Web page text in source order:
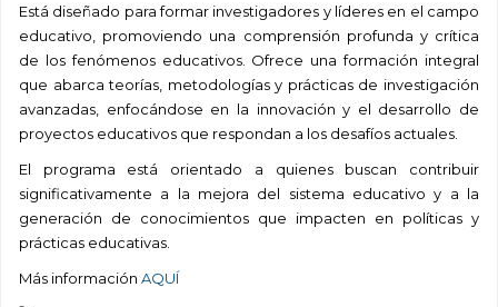
Está diseñado para formar investigadores y líderes en el campo
educativo, promoviendo una comprensión profunda y crítica
de los fenómenos educativos. Ofrece una formación integral
que abarca teorías, metodologías y prácticas de investigación
avanzadas, enfocándose en la innovación y el desarrollo de
proyectos educativos que respondan a los desafíos actuales.
El programa está orientado a quienes buscan contribuir
significativamente a la mejora del sistema educativo y a la
generación de conocimientos que impacten en políticas y
prácticas educativas.
Más información AQUÍ